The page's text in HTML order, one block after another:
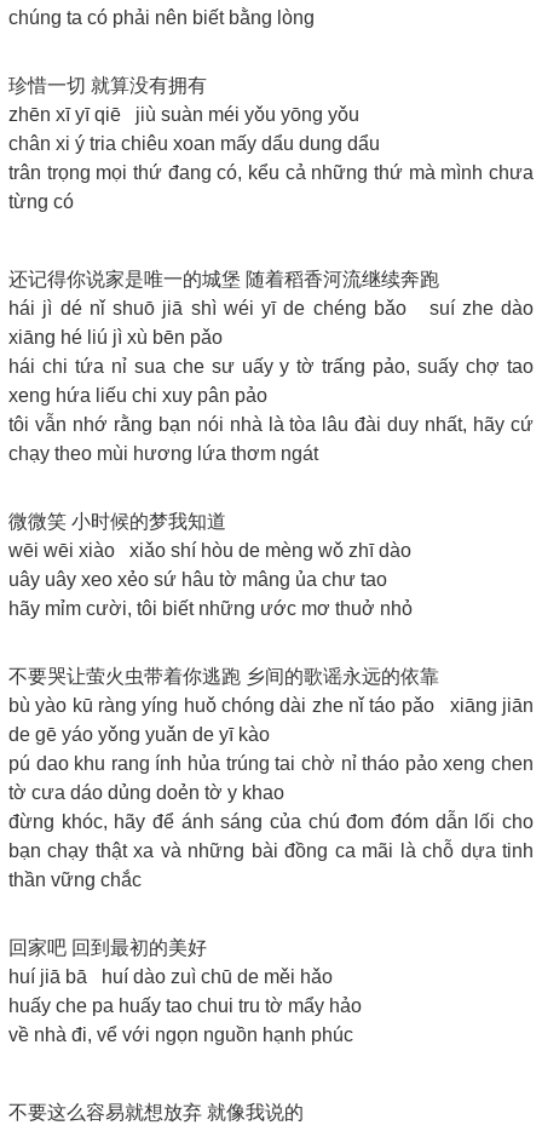
chúng ta có phải nên biết bằng lòng
珍惜一切 就算没有拥有
zhēn xī yī qiē jiù suàn méi yǒu yōng yǒu
chân xi ý tria chiêu xoan mấy dẩu dung dẩu
trân trọng mọi thứ đang có, kểu cả những thứ mà mình chưa
từng có
还记得你说家是唯一的城堡 随着稻香河流继续奔跑
hái jì dé nǐ shuō jiā shì wéi yī de chéng bǎo suí zhe dào
xiāng hé liú jì xù bēn pǎo
hái chi tứa nỉ sua che sư uấy y tờ trấng pảo, suấy chợ tao
xeng hứa liếu chi xuy pân pảo
tôi vẫn nhớ rằng bạn nói nhà là tòa lâu đài duy nhất, hãy cứ
chạy theo mùi hương lứa thơm ngát
微微笑 小时候的梦我知道
wēi wēi xiào xiǎo shí hòu de mèng wǒ zhī dào
uây uây xeo xẻo sứ hâu tờ mâng ủa chư tao
hãy mỉm cười, tôi biết những ước mơ thuở nhỏ
不要哭让萤火虫带着你逃跑 乡间的歌谣永远的依靠
bù yào kū ràng yíng huǒ chóng dài zhe nǐ táo pǎo xiāng jiān
de gē yáo yǒng yuǎn de yī kào
pú dao khu rang ính hủa trúng tai chờ nỉ tháo pảo xeng chen
tờ cưa dáo dủng doẻn tờ y khao
đừng khóc, hãy để ánh sáng của chú đom đóm dẫn lối cho
bạn chạy thật xa và những bài đồng ca mãi là chỗ dựa tinh
thần vững chắc
回家吧 回到最初的美好
huí jiā bā huí dào zuì chū de měi hǎo
huấy che pa huấy tao chui tru tờ mẩy hảo
về nhà đi, vể với ngọn nguồn hạnh phúc
不要这么容易就想放弃 就像我说的